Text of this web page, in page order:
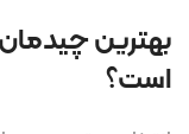
بهترین
است؟